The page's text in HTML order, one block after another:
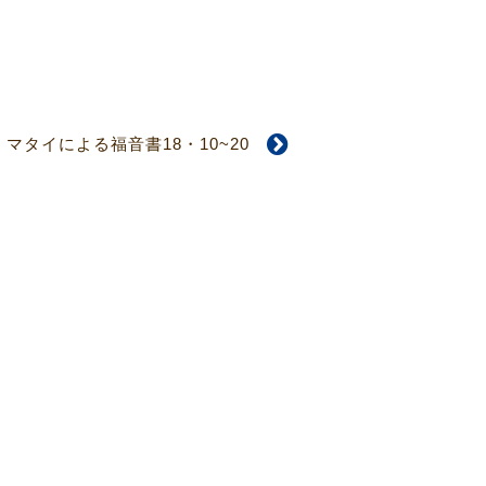
マタイによる福音書18・10~20